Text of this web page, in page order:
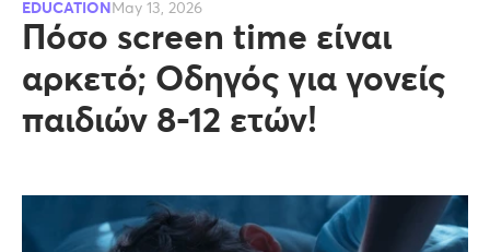
EDUCATION May 13, 2026
Πόσο screen time είναι
αρκετό; Οδηγός για γονείς
παιδιών 8-12 ετών!